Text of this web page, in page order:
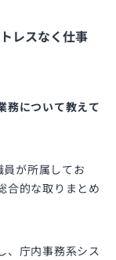
レスなく仕事
について教えて
が所属してお
合的な取りまとめ
、庁内事務系シス